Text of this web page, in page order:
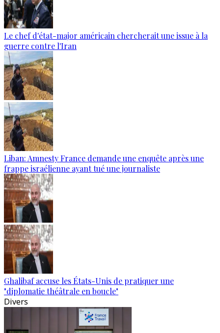
Le chef d'état-major américain chercherait une issue à la
guerre contre l'Iran
Liban: Amnesty France demande une enquête après une
frappe israélienne ayant tué une journaliste
Ghalibaf accuse les États-Unis de pratiquer une
"diplomatie théâtrale en boucle"
Divers